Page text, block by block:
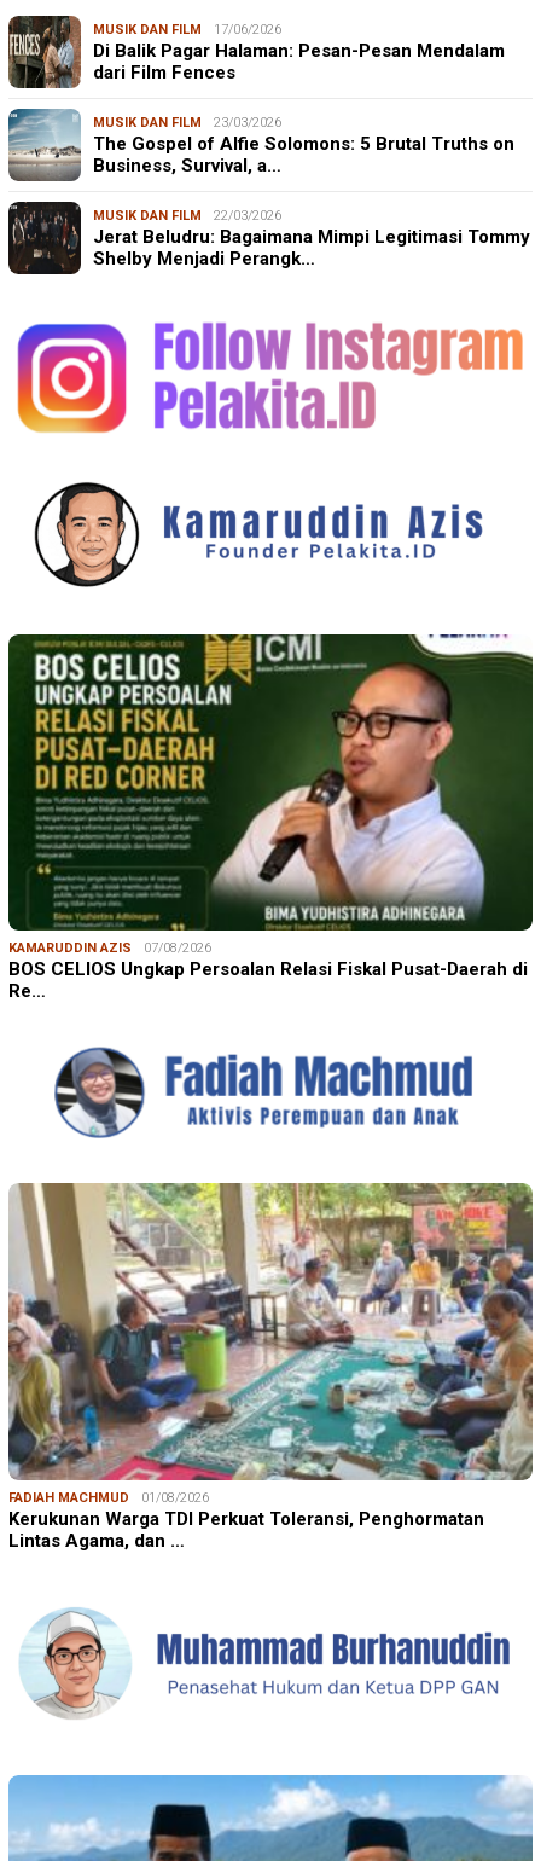
MUSIK DAN FILM 17/06/2026
Di Balik Pagar Halaman: Pesan-Pesan Mendalam
dari Film Fences
MUSIK DAN FILM 23/03/2026
The Gospel of Alfie Solomons: 5 Brutal Truths on
Business, Survival, a…
MUSIK DAN FILM 22/03/2026
Jerat Beludru: Bagaimana Mimpi Legitimasi Tommy
Shelby Menjadi Perangk…
KAMARUDDIN AZIS 07/08/2026
BOS CELIOS Ungkap Persoalan Relasi Fiskal Pusat-Daerah di
Re…
FADIAH MACHMUD 01/08/2026
Kerukunan Warga TDI Perkuat Toleransi, Penghormatan
Lintas Agama, dan …